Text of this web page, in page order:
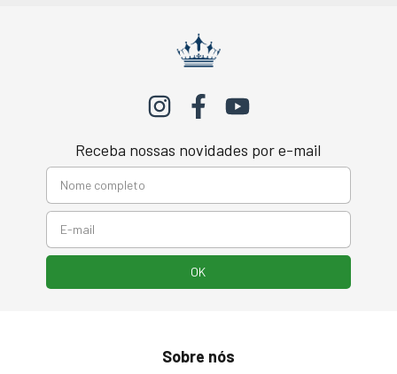
Receba nossas novidades por e-mail
Sobre nós